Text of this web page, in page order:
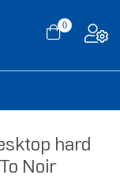
0
hard
Noir